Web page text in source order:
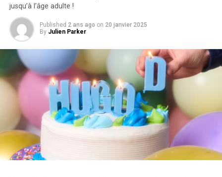
Accélération Vers une Mobilité Électrique
Cette initiative fait partie d’une stratégie globale visant
à promouvoir l’électrification du parc automobile
français. Cependant, les grandes entreprises
rencontrent encore des difficultés pour atteindre leurs
objectifs ; seulement 8% des nouveaux véhicules
immatriculés par ces entités étaient électriques en
2023. Ces incitations fiscales pourraient néanmoins
inciter davantage d’employeurs à franchir le
pas.Cependant, plusieurs défis demeurent concernant
les infrastructures nécessaires au chargement ainsi que
sur l’autonomie des véhicules et les perceptions parmi
jusqu’à l’âge adulte !
Published 2 ans ago on 20 janvier 2025
By Julien Parker